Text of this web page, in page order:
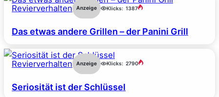
Revierverhalten Anzeige Klicks: 1387
Das etwas andere Grillen – der Panini Grill
Revierverhalten Anzeige Klicks: 2790
Seriosität ist der Schlüssel